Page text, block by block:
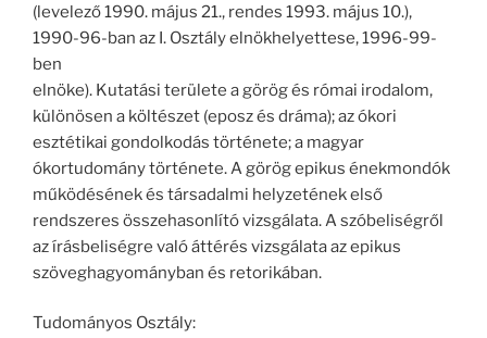
(levelező 1990. május 21., rendes 1993. május 10.),
1990-96-ban az I. Osztály elnökhelyettese, 1996-99-
ben
elnöke). Kutatási területe a görög és római irodalom,
különösen a költészet (eposz és dráma); az ókori
esztétikai gondolkodás története; a magyar
ókortudomány története. A görög epikus énekmondók
működésének és társadalmi helyzetének első
rendszeres összehasonlító vizsgálata. A szóbeliségről
az írásbeliségre való áttérés vizsgálata az epikus
szöveghagyományban és retorikában.
Tudományos Osztály: